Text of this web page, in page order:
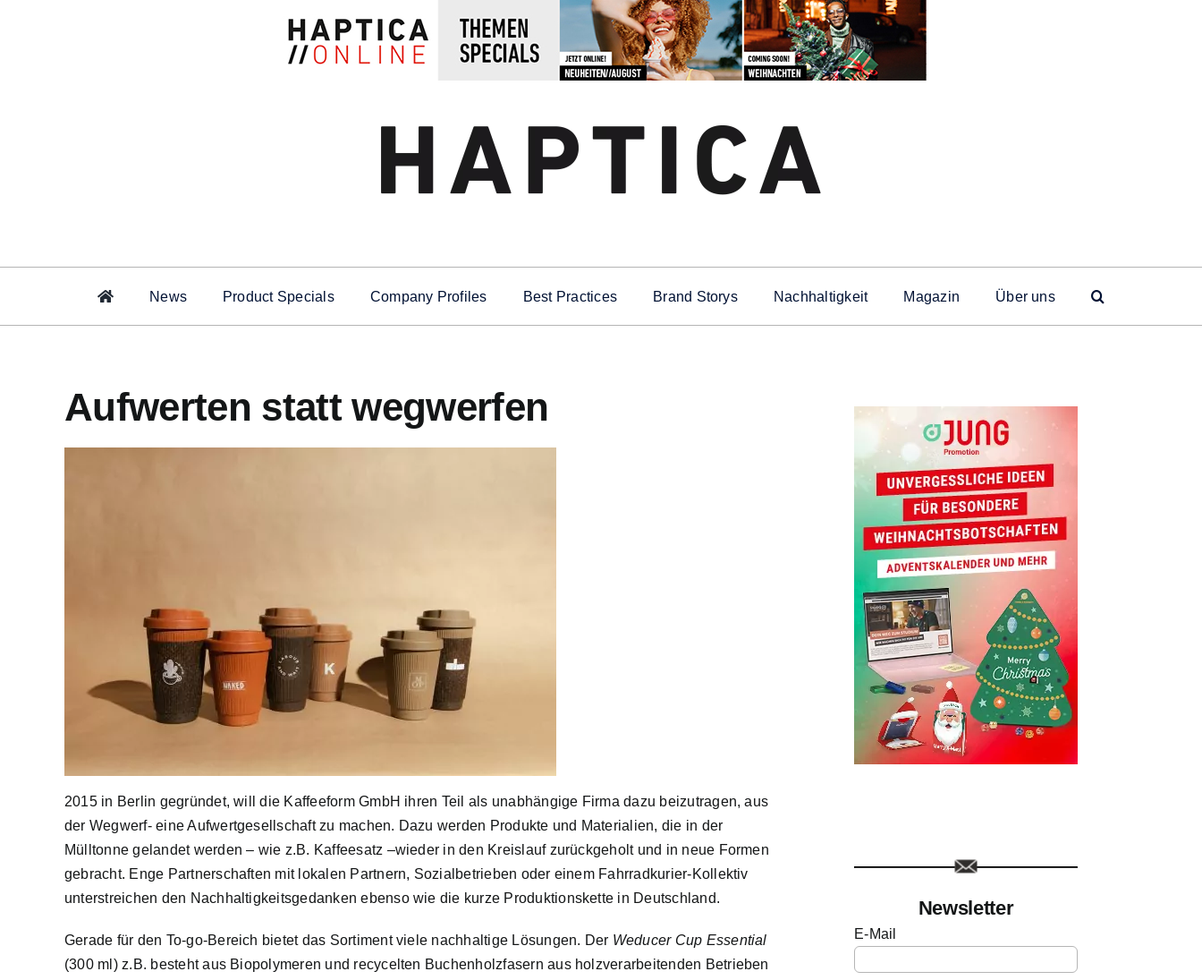
News Product Specials Company Profiles Best Practices Brand Storys Nachhaltigkeit Magazin Über uns
Aufwerten statt wegwerfen
2015 in Berlin gegründet, will die Kaffeeform GmbH ihren Teil als unabhängige Firma dazu beizutragen, aus
der Wegwerf- eine Aufwertgesellschaft zu machen. Dazu werden Produkte und Materialien, die in der
Mülltonne gelandet werden – wie z.B. Kaffeesatz –wieder in den Kreislauf zurückgeholt und in neue Formen
gebracht. Enge Partnerschaften mit lokalen Partnern, Sozialbetrieben oder einem Fahrradkurier-Kollektiv
unterstreichen den Nachhaltigkeitsgedanken ebenso wie die kurze Produktionskette in Deutschland.
Gerade für den To-go-Bereich bietet das Sortiment viele nachhaltige Lösungen. Der Weducer Cup Essential
(300 ml) z.B. besteht aus Biopolymeren und recycelten Buchenholzfasern aus holzverarbeitenden Betrieben
Newsletter
E-Mail